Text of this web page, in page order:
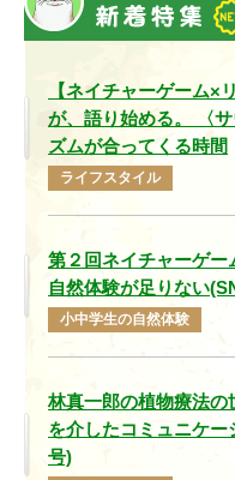
【ネイチャーゲーム
が、語り始める。 〈
ズムが合ってくる時間
ライフスタイル
第２回ネイチャーゲ
自然体験が足りない
小中学生の自然体験
林真一郎の植物療法の
を介したコミュニケー
号)